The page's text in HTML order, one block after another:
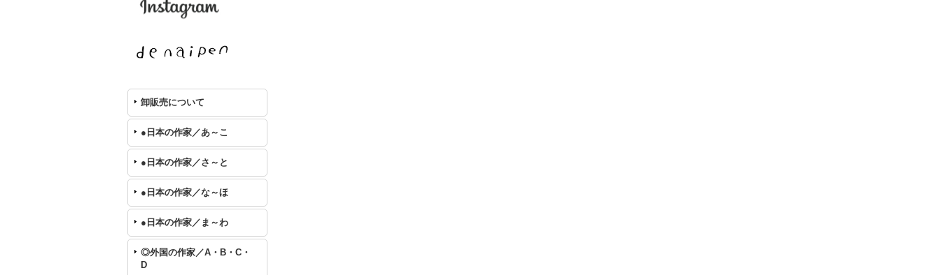
卸販売について
●日本の作家／あ～こ
●日本の作家／さ～と
●日本の作家／な～ほ
●日本の作家／ま～わ
◎外国の作家／A・B・C・
D